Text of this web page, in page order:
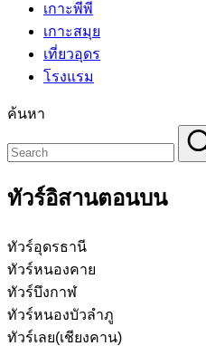
เกาะพีพี
เกาะสมุย
เที่ยวอุดร
โรงแรม
ค้นหา
ทัวร์อิสานตอนบน
ทัวร์อุดรธานี
ทัวร์หนองคาย
ทัวร์บึงกาฬ
ทัวร์หนองบัวลำภู
ทัวร์เลย(เชียงคาน)